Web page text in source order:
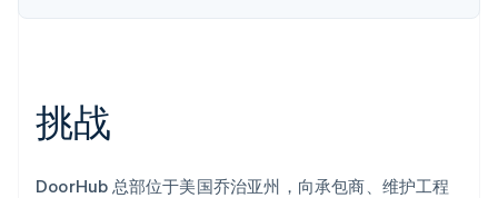
挑战
DoorHub 总部位于美国乔治亚州，向承包商、维护工程